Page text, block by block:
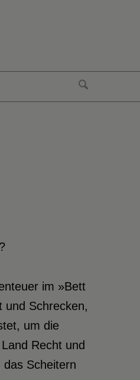
im »Bett
und Schrecken,
um die
Recht und
Scheitern